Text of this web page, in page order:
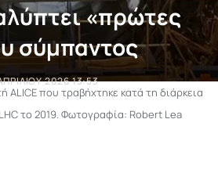
«πρώτες
σύμπαντος
2026 13:53
ALICE που τραβήχτηκε κατά τη διάρκεια
το 2019. Φωτογραφία: Robert Lea